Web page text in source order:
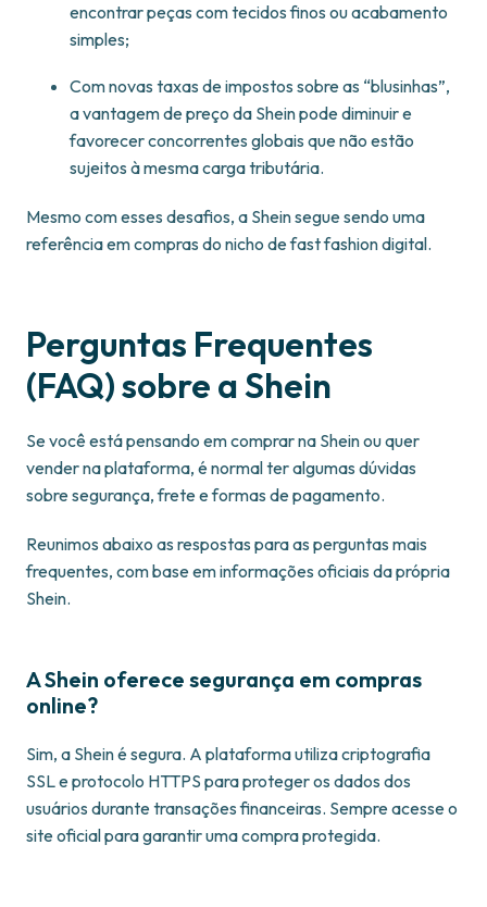
encontrar peças com tecidos finos ou acabamento
simples;
Com novas taxas de impostos sobre as “blusinhas”,
a vantagem de preço da Shein pode diminuir e
favorecer concorrentes globais que não estão
sujeitos à mesma carga tributária.
Mesmo com esses desafios, a Shein segue sendo uma
referência em compras do nicho de fast fashion digital.
Perguntas Frequentes
(FAQ) sobre a Shein
Se você está pensando em comprar na Shein ou quer
vender na plataforma, é normal ter algumas dúvidas
sobre segurança, frete e formas de pagamento.
Reunimos abaixo as respostas para as perguntas mais
frequentes, com base em informações oficiais da própria
Shein.
A Shein oferece segurança em compras
online?
Sim, a Shein é segura. A plataforma utiliza criptografia
SSL e protocolo HTTPS para proteger os dados dos
usuários durante transações financeiras. Sempre acesse o
site oficial para garantir uma compra protegida.